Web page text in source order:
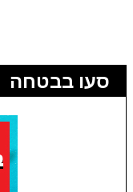
סעו בבטחה